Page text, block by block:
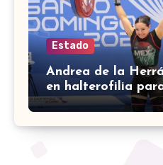
Estado
Andrea de la
en halterofilia
los Juegos